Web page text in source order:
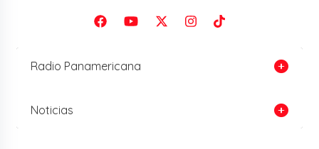
Radio Panamericana
Noticias